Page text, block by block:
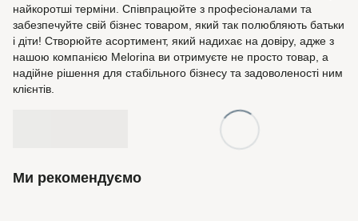
найкоротші терміни. Співпрацюйте з професіоналами та
забезпечуйте свій бізнес товаром, який так полюбляють батьки
і діти! Створюйте асортимент, який надихає на довіру, адже з
нашою компанією Melorina ви отримуєте не просто товар, а
надійне рішення для стабільного бізнесу та задоволеності ним
клієнтів.
Ми рекомендуємо